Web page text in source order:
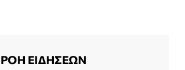
ΡΟΗ ΕΙΔΗΣΕΩΝ